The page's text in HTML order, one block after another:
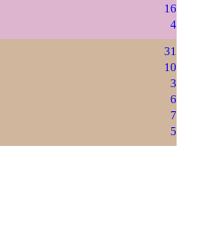
16
4
31
10
3
6
7
5